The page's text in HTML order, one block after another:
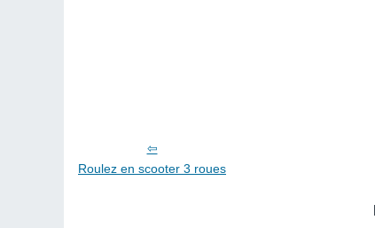
Roulez en scooter 3 roues